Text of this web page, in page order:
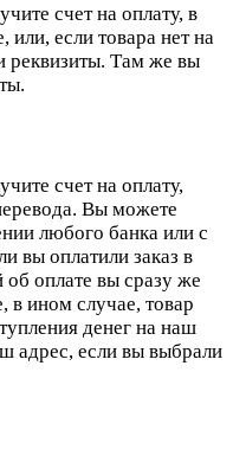
счет на оплату, в
если товара нет на
реквизиты. Там же вы
счет на оплату,
Вы можете
любого банка или с
вы оплатили заказ в
об оплате вы сразу же
в ином случае, товар
денег на наш
адрес, если вы выбрали